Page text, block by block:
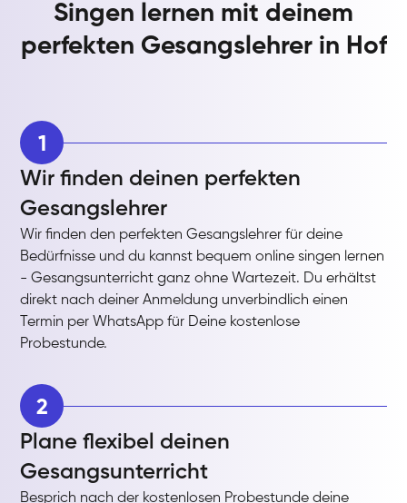
Singen lernen mit deinem
perfekten Gesangslehrer in Hof
1
Wir finden deinen perfekten
Gesangslehrer
Wir finden den perfekten Gesangslehrer für deine
Bedürfnisse und du kannst bequem online singen lernen
- Gesangsunterricht ganz ohne Wartezeit. Du erhältst
direkt nach deiner Anmeldung unverbindlich einen
Termin per WhatsApp für Deine kostenlose
Probestunde.
2
Plane flexibel deinen
Gesangsunterricht
Besprich nach der kostenlosen Probestunde deine